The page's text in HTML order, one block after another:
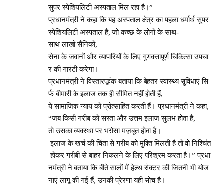
सुपर स्पेशियलिटी अस्पताल मिल रहा है।”
प्रधानमंत्री ने कहा कि यह अस्पताल क्षेत्र का पहला धर्मार्थ सुपर
स्पेशियलिटी अस्पताल है, जो कच्छ के लोगों के साथ-
साथ लाखों सैनिकों,
सेना के जवानों और व्यापारियों के लिए गुणवत्तापूर्ण चिकित्सा उपचा
र की गारंटी करेगा।
प्रधानमंत्री ने विस्तारपूर्वक बताया कि बेहतर स्वास्थ्य सुविधाएं सि
र्फ बीमारी के इलाज तक ही सीमित नहीं होती हैं,
ये सामाजिक न्याय को प्रोत्साहित करती हैं। प्रधानमंत्री ने कहा,
“जब किसी गरीब को सस्ता और उत्तम इलाज सुलभ होता है,
तो उसका व्यवस्था पर भरोसा मज़बूत होता है।
इलाज के खर्च की चिंता से गरीब को मुक्ति मिलती है तो वो निश्चिंत
होकर गरीबी से बाहर निकलने के लिए परिश्रम करता है।” प्रधा
नमंत्री ने बताया कि बीते सालों में हेल्थ सेक्टर की जितनी भी योज
नाएं लागू की गई हैं, उनकी प्रेरणा यही सोच है।